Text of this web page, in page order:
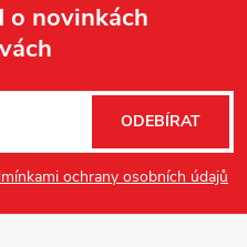
o novinkách
ochrany osobních údajů
ODEBÍRAT